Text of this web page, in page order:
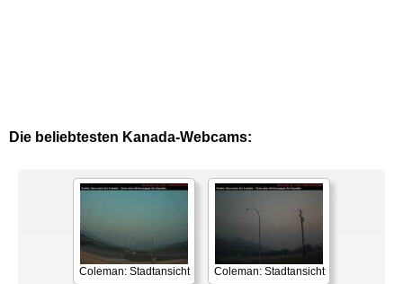
Die beliebtesten Kanada-Webcams:
Coleman: Stadtansicht Coleman: Stadtansicht